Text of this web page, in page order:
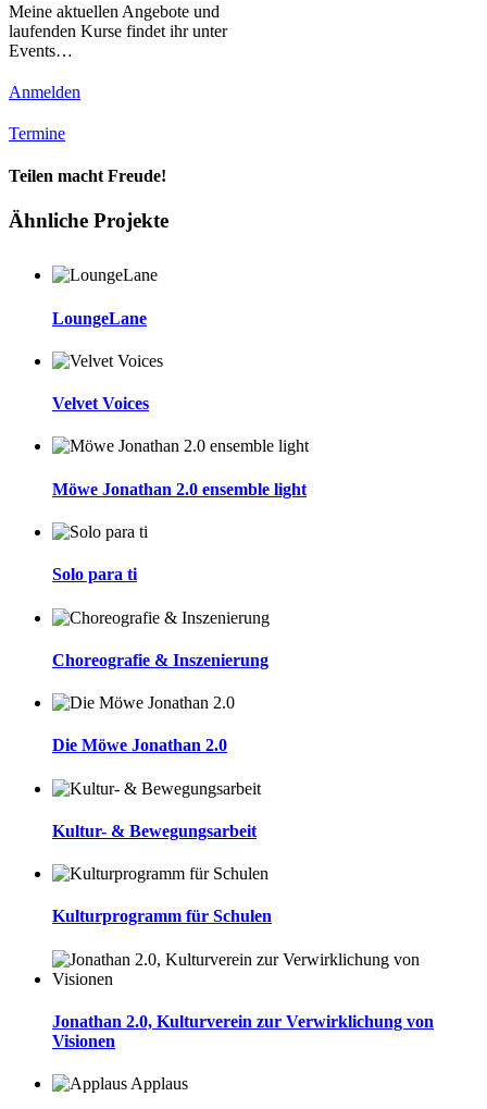
Meine aktuellen Angebote und
laufenden Kurse findet ihr unter
Events…
Anmelden
Termine
Teilen macht Freude!
Facebook
Twitter
LinkedIn
Pinterest
E-
Ähnliche Projekte
LoungeLane
Velvet Voices
Möwe Jonathan 2.0 ensemble light
Solo para ti
Choreografie & Inszenierung
Die Möwe Jonathan 2.0
Kultur- & Bewegungsarbeit
Kulturprogramm für Schulen
Jonathan 2.0, Kulturverein zur Verwirklichung von
Visionen